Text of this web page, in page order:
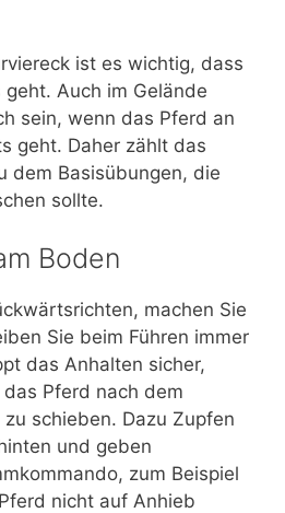
ist es wichtig, dass
Auch im Gelände
sein, wenn das Pferd an
geht. Daher zählt das
dem Basisübungen, die
sollte.
Boden
machen Sie
Sie beim Führen immer
das Anhalten sicher,
Pferd nach dem
schieben. Dazu Zupfen
und geben
zum Beispiel
nicht auf Anhieb